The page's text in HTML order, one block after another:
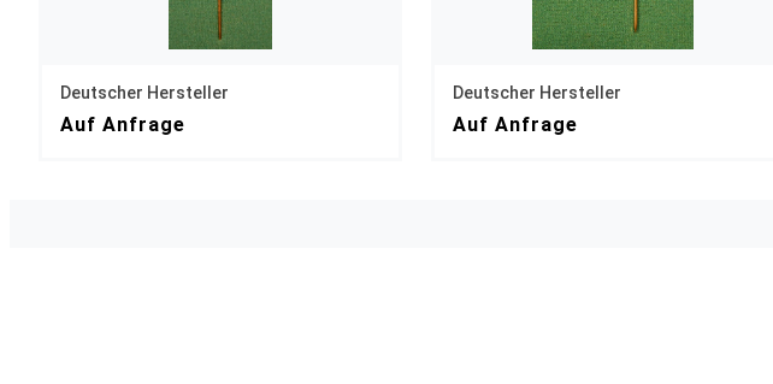
Deutscher Hersteller
Auf Anfrage
Deutscher Hersteller
Auf Anfrage